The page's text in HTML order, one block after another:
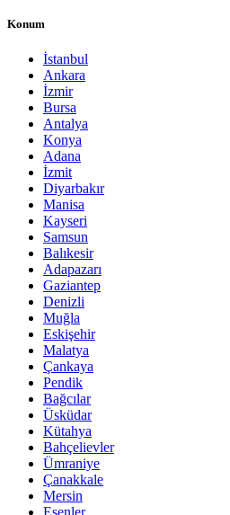
Konum
İstanbul
Ankara
İzmir
Bursa
Antalya
Konya
Adana
İzmit
Diyarbakır
Manisa
Kayseri
Samsun
Balıkesir
Adapazarı
Gaziantep
Denizli
Muğla
Eskişehir
Malatya
Çankaya
Pendik
Bağcılar
Üsküdar
Kütahya
Bahçelievler
Ümraniye
Çanakkale
Mersin
Esenler